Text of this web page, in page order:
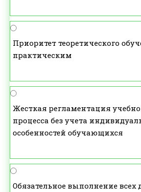
Приоритет теоретического
практическим
Жесткая регламентация
процесса без учета
особенностей обучающихся
Обязательное выполнение